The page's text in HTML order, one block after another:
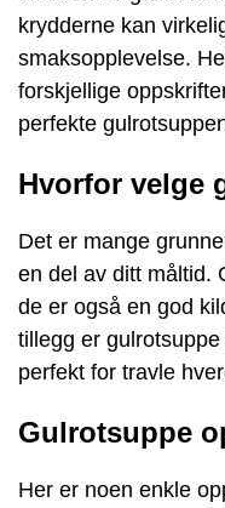
krydderne kan
smaksopplevelse.
forskjellige
perfekte
Hvorfor velge
Det er mange
en del av ditt måltid.
de er også en god
tillegg er
perfekt for travle
Gulrotsuppe
Her er noen enkle